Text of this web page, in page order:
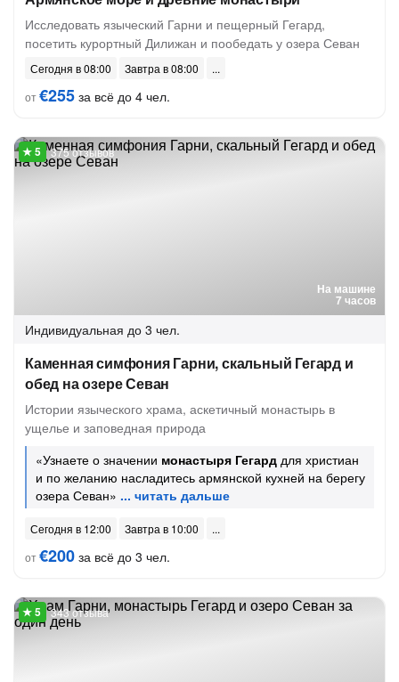
Исследовать языческий Гарни и пещерный Гегард,
посетить курортный Дилижан и пообедать у озера Севан
Сегодня в 08:00
Завтра в 08:00
от€255 за всё до 4 чел.
На машине
7 часов
375 отзывов
Индивидуальная до 3 чел.
Каменная симфония Гарни, скальный Гегард и
обед на озере Севан
Истории языческого храма, аскетичный монастырь в
ущелье и заповедная природа
«Узнаете о значении монастыря Гегард для христиан
и по желанию насладитесь армянской кухней на берегу
озера Севан»
Сегодня в 12:00
Завтра в 10:00
от€200 за всё до 3 чел.
343 отзыва